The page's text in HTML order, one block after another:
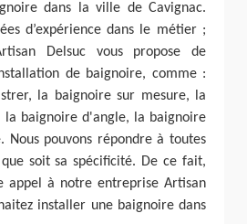
dans la ville de Cavignac.
d’expérience dans le métier ;
Delsuc vous propose de
de baignoire, comme :
la baignoire sur mesure, la
la baignoire d'angle, la baignoire
Nous pouvons répondre à toutes
soit sa spécificité. De ce fait,
appel à notre entreprise Artisan
installer une baignoire dans